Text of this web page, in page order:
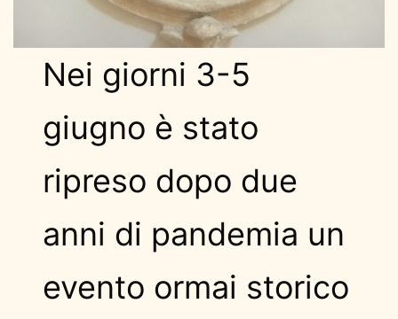
Nei giorni 3-5
giugno è stato
ripreso dopo due
anni di pandemia un
evento ormai storico